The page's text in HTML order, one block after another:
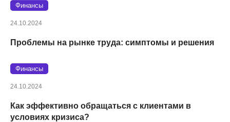
Финансы
24.10.2024
Проблемы на рынке труда: симптомы и решения
Финансы
24.10.2024
Как эффективно обращаться с клиентами в
условиях кризиса?